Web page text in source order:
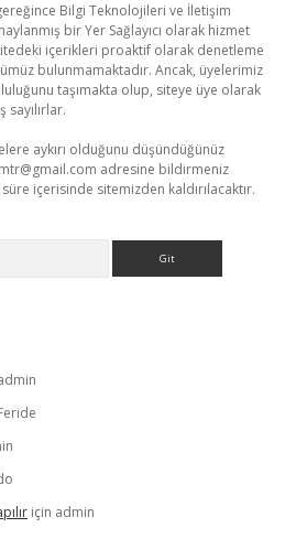
Bilgi Teknolojileri ve İletişim
bir Yer Sağlayıcı olarak hizmet
içerikleri proaktif olarak denetleme
bulunmamaktadır. Ancak, üyelerimiz
taşımakta olup, siteye üye olarak
aykırı olduğunu düşündüğünüz
adresine bildirmeniz
içerisinde sitemizden kaldırılacaktır.
için admin